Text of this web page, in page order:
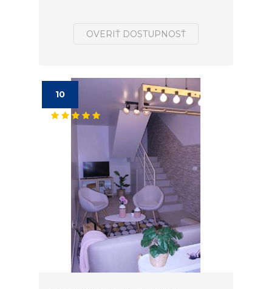
OVERIŤ DOSTUPNOSŤ
10